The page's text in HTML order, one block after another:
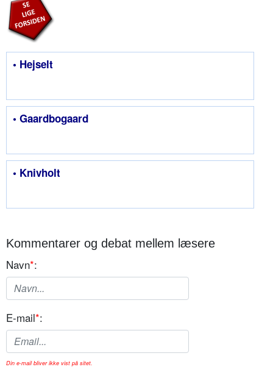
• Hejselt
• Gaardbogaard
• Knivholt
Kommentarer og debat mellem læsere
Navn*:
E-mail*:
Din e-mail bliver ikke vist på sitet.